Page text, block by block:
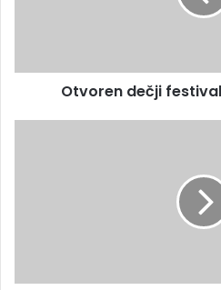
Otvoren dečji